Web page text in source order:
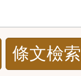
條文檢索